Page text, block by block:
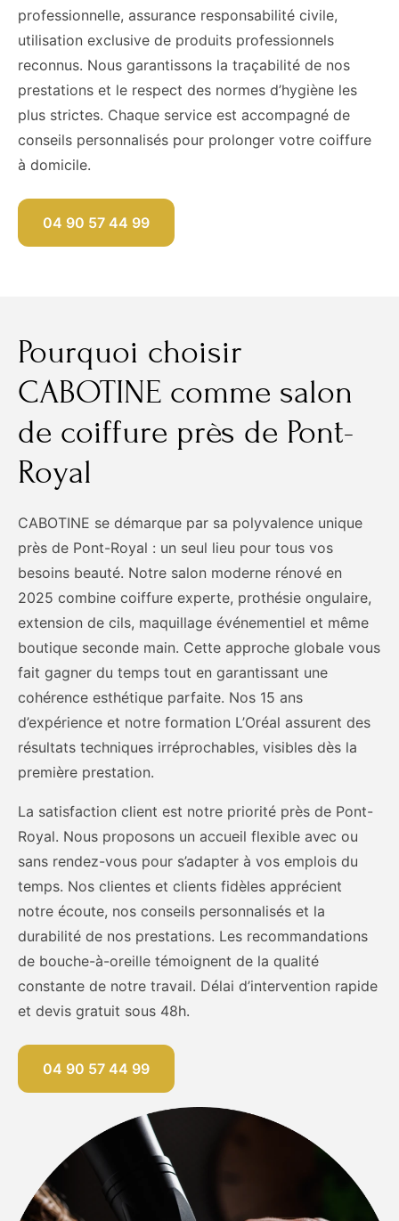
professionnelle, assurance responsabilité civile,
utilisation exclusive de produits professionnels
reconnus. Nous garantissons la traçabilité de nos
prestations et le respect des normes d’hygiène les
plus strictes. Chaque service est accompagné de
conseils personnalisés pour prolonger votre coiffure
à domicile.
04 90 57 44 99
Pourquoi choisir
CABOTINE comme salon
de coiffure près de Pont-
Royal
CABOTINE se démarque par sa polyvalence unique
près de Pont-Royal : un seul lieu pour tous vos
besoins beauté. Notre salon moderne rénové en
2025 combine coiffure experte, prothésie ongulaire,
extension de cils, maquillage événementiel et même
boutique seconde main. Cette approche globale vous
fait gagner du temps tout en garantissant une
cohérence esthétique parfaite. Nos 15 ans
d’expérience et notre formation L’Oréal assurent des
résultats techniques irréprochables, visibles dès la
première prestation.
La satisfaction client est notre priorité près de Pont-
Royal. Nous proposons un accueil flexible avec ou
sans rendez-vous pour s’adapter à vos emplois du
temps. Nos clientes et clients fidèles apprécient
notre écoute, nos conseils personnalisés et la
durabilité de nos prestations. Les recommandations
de bouche-à-oreille témoignent de la qualité
constante de notre travail. Délai d’intervention rapide
et devis gratuit sous 48h.
04 90 57 44 99